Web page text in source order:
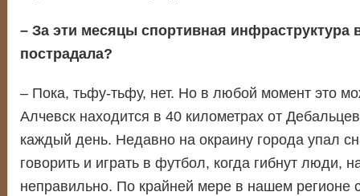
– За эти месяцы спортивная инфраструктура
пострадала?
– Пока, тьфу-тьфу, нет. Но в любой момент это
Алчевск находится в 40 километрах от
каждый день. Недавно на окраину города упал
говорить и играть в футбол, когда гибнут люди,
неправильно. По крайней мере в нашем регионе